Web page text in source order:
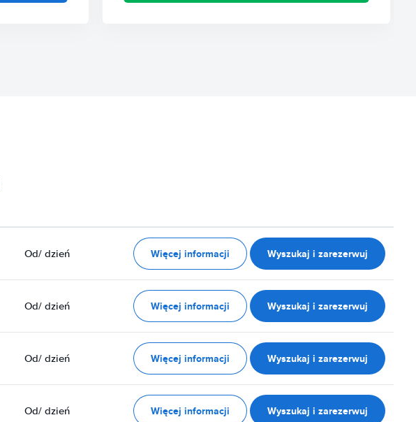
Od/ dzień Więcej informacji Wyszukaj i zarezerwuj
Od/ dzień Więcej informacji Wyszukaj i zarezerwuj
Od/ dzień Więcej informacji Wyszukaj i zarezerwuj
Od/ dzień Więcej informacji Wyszukaj i zarezerwuj